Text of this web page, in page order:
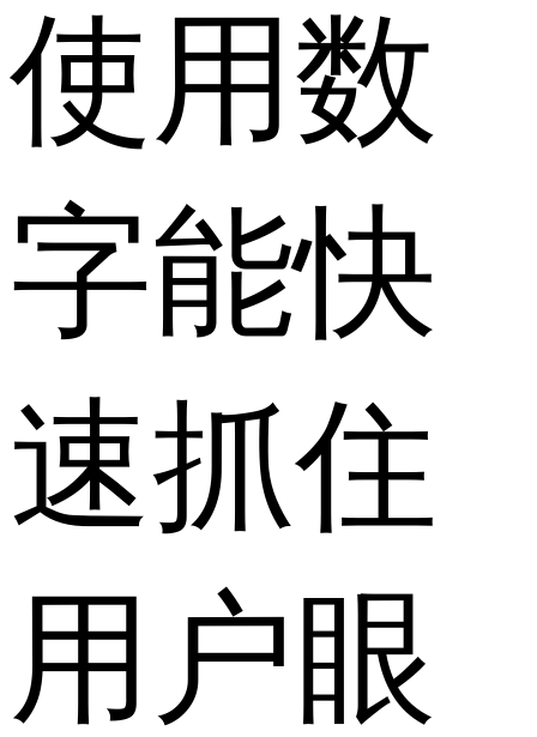
使用数
字能快
速抓住
用户眼